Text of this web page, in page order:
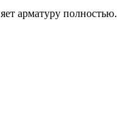
арматуру полностью.